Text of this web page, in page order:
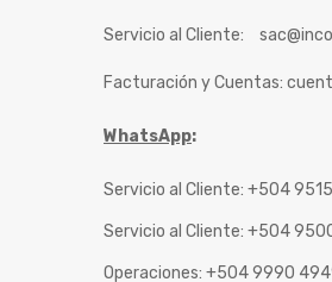
Servicio al Cliente:
Facturación y Cuentas:
WhatsApp:
Servicio al Cliente: +504
Servicio al Cliente: +504
Operaciones: +504 9990